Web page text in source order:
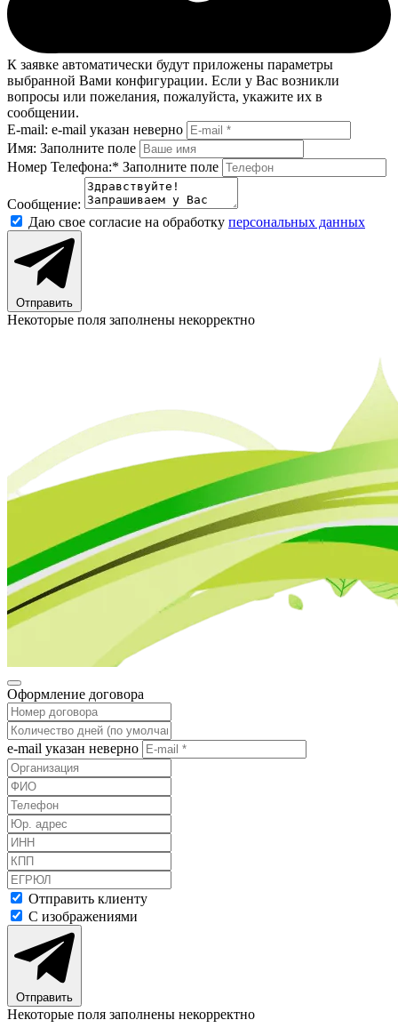
К заявке автоматически будут приложены параметры
выбранной Вами конфигурации. Если у Вас возникли
вопросы или пожелания, пожалуйста, укажите их в
сообщении.
E-mail: e-mail указан неверно
Имя: Заполните поле
Номер Телефона:* Заполните поле
Сообщение:
Даю свое согласие на обработку персональных данных
Отправить
Некоторые поля заполнены некорректно
Оформление договора
e-mail указан неверно
Отправить клиенту
С изображениями
Отправить
Некоторые поля заполнены некорректно